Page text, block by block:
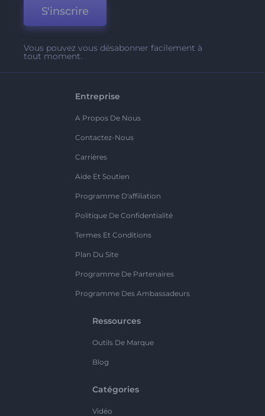
S'inscrire
Vous pouvez vous désabonner facilement à
tout moment.
Entreprise
A Propos De Nous
Contactez-Nous
Carrières
Aide Et Soutien
Programme D'affiliation
Politique De Confidentialité
Termes Et Conditions
Plan Du Site
Programme De Partenaires
Programme Des Ambassadeurs
Ressources
Outils De Marque
Blog
Catégories
Vidéo